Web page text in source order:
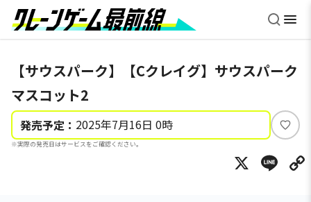
【サウスパーク】【Cクレイグ】サウスパーク
マスコット2
発売予定： 2025年7月16日 0時
※実際の発売日はサービスをご確認ください。
い
ね
X